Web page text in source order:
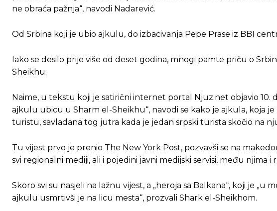
ne obraća pažnja“, navodi Nadarević.
Od Srbina koji je ubio ajkulu, do izbacivanja Pepe Prase iz BBI
Iako se desilo prije više od deset godina, mnogi pamte priču o
Sheikhu.
Naime, u tekstu koji je satirični internet portal Njuz.net objavio 10.
ajkulu ubicu u Sharm el-Sheikhu“, navodi se kako je ajkula, koja
turistu, savladana tog jutra kada je jedan srpski turista skočio na
Tu vijest prvo je prenio The New York Post, pozvavši se na
svi regionalni mediji, ali i pojedini javni medijski servisi, među njima
Skoro svi su nasjeli na lažnu vijest, a „heroja sa Balkana“, koji je
ajkulu usmrtivši je na licu mesta“, prozvali Shark el-Sheikhom.